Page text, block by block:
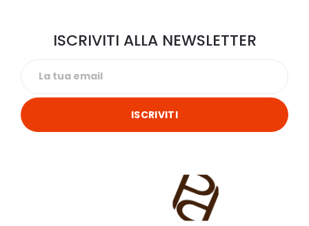
ISCRIVITI ALLA NEWSLETTER
ISCRIVITI